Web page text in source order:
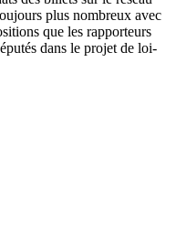
plus nombreux avec
que les rapporteurs
dans le projet de loi-